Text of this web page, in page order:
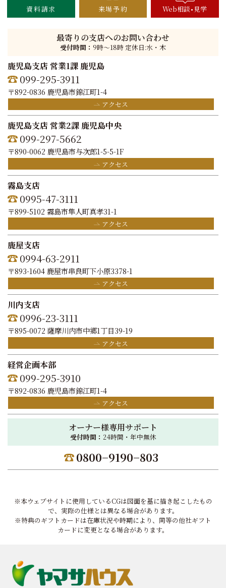
資料請求 来場予約 Web相談 見学
最寄りの支店へのお問い合わせ
受付時間： 9時〜18時 定休日:水・木
鹿児島支店 営業1課 鹿児島
099-295-3911
〒892-0836 鹿児島市錦江町1-4
アクセス
鹿児島支店 営業2課 鹿児島中央
099-297-5662
〒890-0062 鹿児島市与次郎1-5-5-1F
アクセス
霧島支店
0995-47-3111
〒899-5102 霧島市隼人町真孝31-1
アクセス
鹿屋支店
0994-63-2911
〒893-1604 鹿屋市串良町下小原3378-1
アクセス
川内支店
0996-23-3111
〒895-0072 薩摩川内市中郷1丁目39-19
アクセス
経営企画本部
099-295-3910
〒892-0836 鹿児島市錦江町1-4
アクセス
オーナー様専用サポート
受付時間： 24時間・年中無休
0800−9190−803
※本ウェブサイトに使用しているCGは図面を基に描き起こしたもの
で、実際の仕様とは異なる場合があります。
※特典のギフトカードは在庫状況や時期により、同等の他社ギフト
カードに変更となる場合があります。